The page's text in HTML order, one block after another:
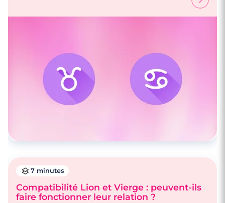
7 minutes
Compatibilité Lion et Vierge : peuvent-ils
faire fonctionner leur relation ?